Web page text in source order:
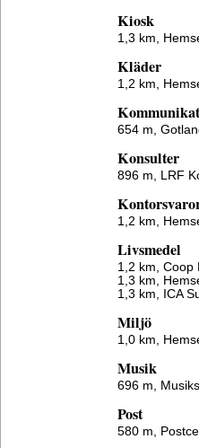
Kiosk
1,3 km,
Kläder
1,2 km,
654 m,
Konsulter
896 m, LRF
1,2 km,
Livsmedel
1,2 km, Coop
1,3 km,
1,3 km, ICA
Miljö
1,0 km,
Musik
696 m,
Post
580 m,